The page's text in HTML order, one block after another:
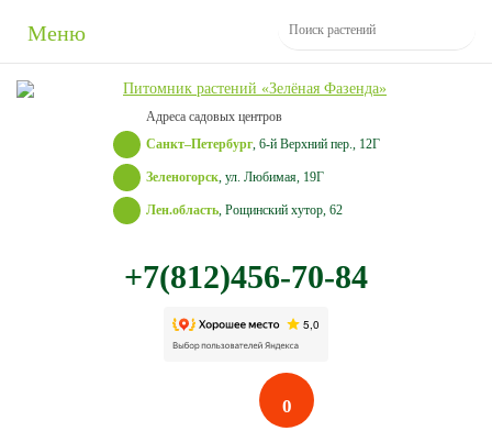
Меню
Адреса садовых центров
Санкт–Петербург, 6-й Верхний пер., 12Г
Зеленогорск, ул. Любимая, 19Г
Лен.область, Рощинский хутор, 62
+7(812)456-70-84
0